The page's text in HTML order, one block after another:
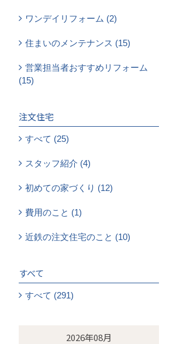
ワンデイリフォーム (2)
住まいのメンテナンス (15)
営業担当者おすすめリフォーム
(15)
注文住宅
すべて (25)
スタッフ紹介 (4)
初めての家づくり (12)
費用のこと (1)
近鉄の注文住宅のこと (10)
すべて
すべて (291)
2026年08月